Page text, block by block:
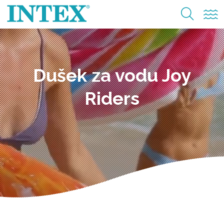
Dušek za vodu Joy
Riders